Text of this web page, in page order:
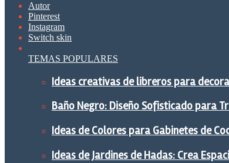
Autor
Pinterest
Instagram
Switch skin
TEMAS POPULARES
Ideas creativas de libreros para
Baño Negro: Diseño Sofisticado para
Ideas de Colores para Gabinetes de
Ideas de Jardines de Hadas: Crea